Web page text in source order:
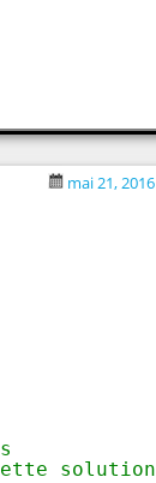
mai 21, 2016
solution